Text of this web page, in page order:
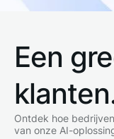
Een
Ontdek hoe
van onze AI-